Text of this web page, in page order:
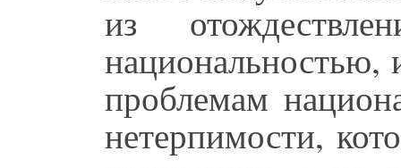
из
национальностью,
проблемам
нетерпимости,